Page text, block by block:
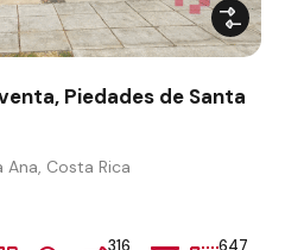
Piedades de Santa
Ana, Costa Rica
316 647